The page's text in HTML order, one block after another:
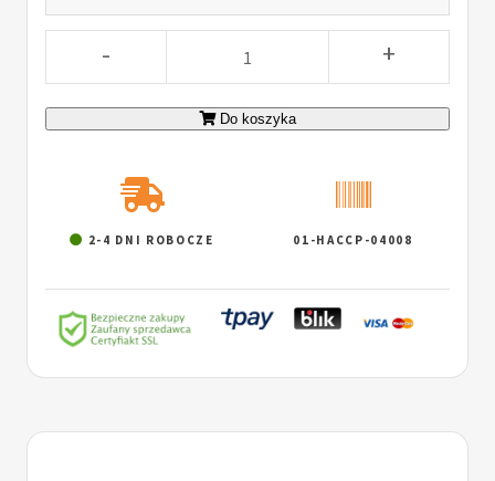
- +
Do koszyka
2-4 DNI ROBOCZE 01-HACCP-04008